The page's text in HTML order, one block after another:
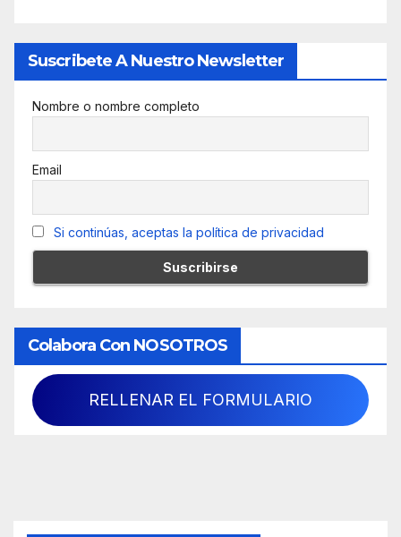
Suscribete A Nuestro Newsletter
Nombre o nombre completo
Email
Si continúas, aceptas la política de privacidad
Colabora Con NOSOTROS
RELLENAR EL FORMULARIO